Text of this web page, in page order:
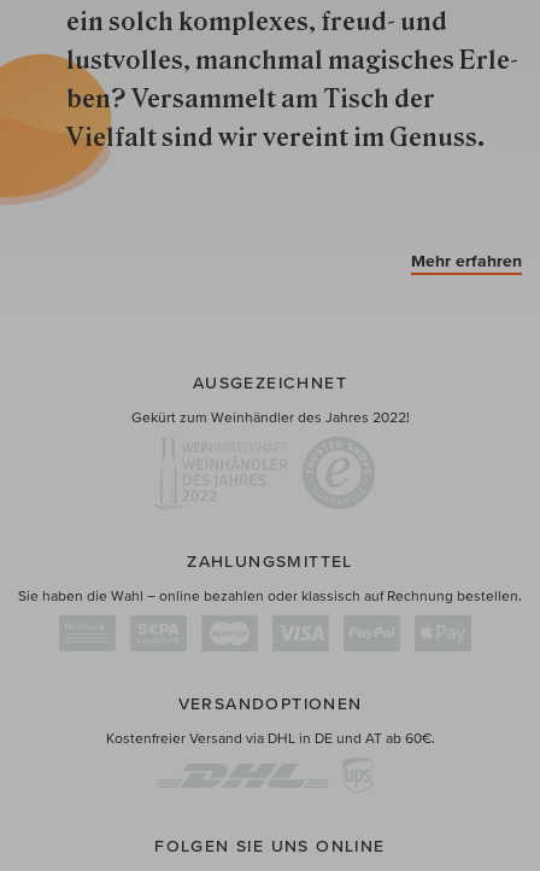
ein solch kom­plexes, freud- und
lustvolles, manchmal ma­gisch­es Er­le­
ben? Versammelt am Tisch der
Vielfalt sind wir ver­eint im Genuss.
Mehr erfahren
AUSGEZEICHNET
Gekürt zum Weinhändler des Jahres 2022!
ZAHLUNGSMITTEL
Sie haben die Wahl – online bezahlen oder klassisch auf Rechnung bestellen.
VERSANDOPTIONEN
Kostenfreier Versand via DHL in DE und AT ab 60€.
FOLGEN SIE UNS ONLINE